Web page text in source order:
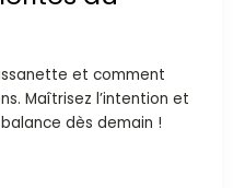
et comment
Maîtrisez l’intention et
dès demain !